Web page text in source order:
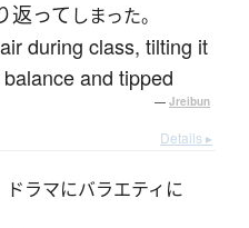
返って しまった。
during class, tilting it
and tipped
— Jreibun
Details ▸
ドラマにバラエティに